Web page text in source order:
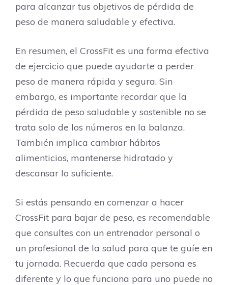
para alcanzar tus objetivos de pérdida de
peso de manera saludable y efectiva.
En resumen, el CrossFit es una forma efectiva
de ejercicio que puede ayudarte a perder
peso de manera rápida y segura. Sin
embargo, es importante recordar que la
pérdida de peso saludable y sostenible no se
trata solo de los números en la balanza.
También implica cambiar hábitos
alimenticios, mantenerse hidratado y
descansar lo suficiente.
Si estás pensando en comenzar a hacer
CrossFit para bajar de peso, es recomendable
que consultes con un entrenador personal o
un profesional de la salud para que te guíe en
tu jornada. Recuerda que cada persona es
diferente y lo que funciona para uno puede no